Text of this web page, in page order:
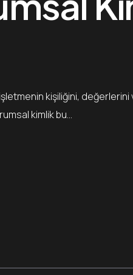
kişiliğini,
kimlik bu…